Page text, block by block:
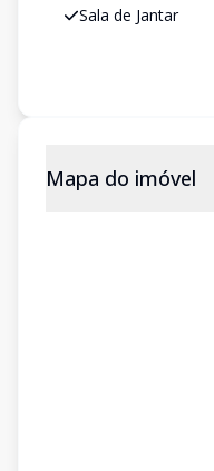
Sala de Jantar
Mapa do imóvel